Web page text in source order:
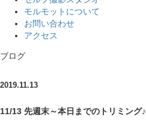
モルモットについて
お問い合わせ
アクセス
ブログ
2019.11.13
11/13 先週末～本日までのトリミング♪